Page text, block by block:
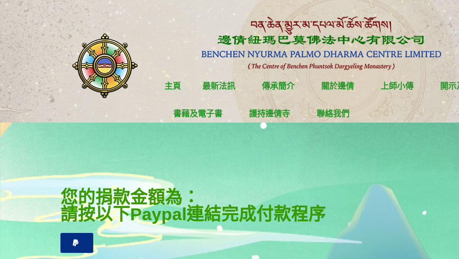
主頁 最新法訊 傳承簡介 關於邊倩 上師小傳 開
書藉及電子書 護持邊倩寺 聯絡我們
您的捐款金額為：
請按以下Paypal連結完成付款程序